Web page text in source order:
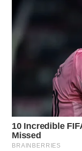
KARAWANG
WN
BEKASI